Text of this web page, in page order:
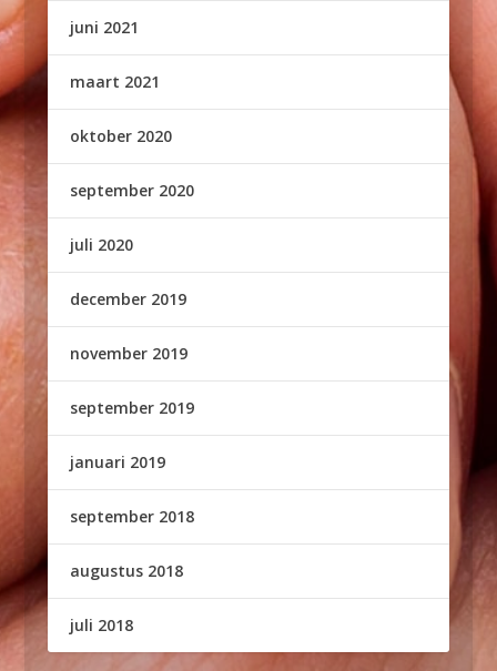
juni 2021
maart 2021
oktober 2020
september 2020
juli 2020
december 2019
november 2019
september 2019
januari 2019
september 2018
augustus 2018
juli 2018